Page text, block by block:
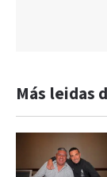
Más leidas